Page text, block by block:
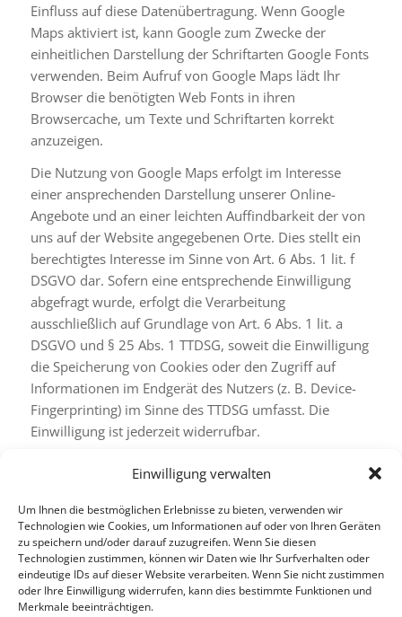
Einwilligung verwalten
Um Ihnen die bestmöglichen Erlebnisse zu bieten, verwenden wir
Technologien wie Cookies, um Informationen auf oder von Ihren Geräten
zu speichern und/oder darauf zuzugreifen. Wenn Sie diesen
Technologien zustimmen, können wir Daten wie Ihr Surfverhalten oder
eindeutige IDs auf dieser Website verarbeiten. Wenn Sie nicht zustimmen
oder Ihre Einwilligung widerrufen, kann dies bestimmte Funktionen und
Merkmale beeinträchtigen.
Einfluss auf diese Datenübertragung. Wenn Google
Maps aktiviert ist, kann Google zum Zwecke der
einheitlichen Darstellung der Schriftarten Google Fonts
verwenden. Beim Aufruf von Google Maps lädt Ihr
Browser die benötigten Web Fonts in ihren
Browsercache, um Texte und Schriftarten korrekt
anzuzeigen.
Die Nutzung von Google Maps erfolgt im Interesse
einer ansprechenden Darstellung unserer Online-
Angebote und an einer leichten Auffindbarkeit der von
uns auf der Website angegebenen Orte. Dies stellt ein
berechtigtes Interesse im Sinne von Art. 6 Abs. 1 lit. f
DSGVO dar. Sofern eine entsprechende Einwilligung
abgefragt wurde, erfolgt die Verarbeitung
ausschließlich auf Grundlage von Art. 6 Abs. 1 lit. a
DSGVO und § 25 Abs. 1 TTDSG, soweit die Einwilligung
die Speicherung von Cookies oder den Zugriff auf
Informationen im Endgerät des Nutzers (z. B. Device-
Fingerprinting) im Sinne des TTDSG umfasst. Die
Einwilligung ist jederzeit widerrufbar.
Die Datenübertragung in die USA wird auf die
Standardvertragsklauseln der EU-Kommission gestützt.
Details finden Sie hier:
https://privacy.google.com/businesses/
und
https://privacy.google.com/businesses/
Mehr Informationen zum Umgang mit Nutzerdaten